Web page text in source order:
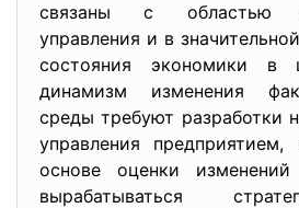
связаны с областью
управления и в
состояния экономики в
динамизм изменения
среды требуют разработки
управления
основе оценки
вырабатываться